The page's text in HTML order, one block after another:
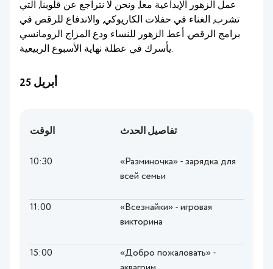
عمل الزهور الإبداعية معا, ونحن لا نتراجع عن قلوبنا, التي
تشرب, الغناء في حفلات الكاريوكي, والاندفاع للرقص في
برامج الرقص. أعط الزهور للنساء ودع المزاج الرومانسي
يأسرك في عطلة نهاية الأسبوع الربيعية.
25 أبريل
الوقت تفاصيل الحدث
10:30
«Разминочка» - зарядка для
всей семьи
11:00
«Всезнайки» - игровая
викторина
15:00
«Добро пожаловать» -